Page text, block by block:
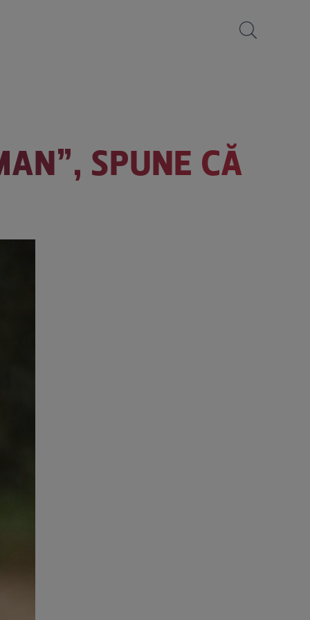
SPUNE CĂ